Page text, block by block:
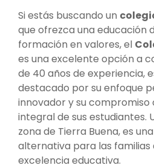
Si estás buscando un
que ofrezca una educación
formación en valores, el
es una excelente opción a
de 40 años de experiencia,
destacado por su enfoque
innovador y su compromiso
integral de sus estudiantes.
zona de Tierra Buena, es
alternativa para las familias
excelencia educativa.